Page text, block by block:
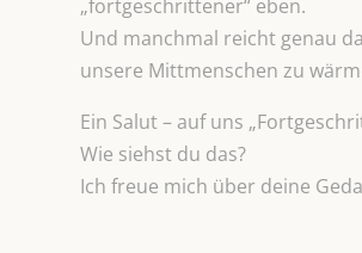
„fortgeschrittener“ eben.
Und manchmal reicht genau
unsere Mittmenschen zu
Ein Salut – auf uns
Wie siehst du das?
Ich freue mich über deine